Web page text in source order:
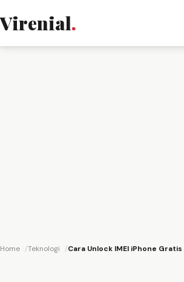
Virenial.
Home Teknologi Cara Unlock IMEI iPhone Gratis